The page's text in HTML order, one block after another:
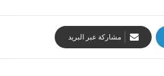
مشاركة عبر البريد